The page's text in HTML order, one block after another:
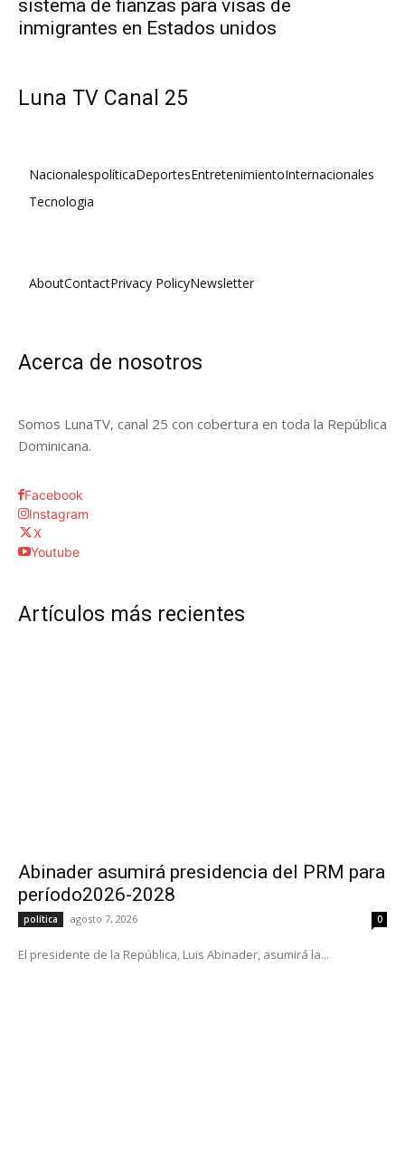
sistema de fianzas para visas de
inmigrantes en Estados unidos
Luna TV Canal 25
NacionalespolíticaDeportesEntretenimientoInternacionales
Tecnologia
AboutContactPrivacy PolicyNewsletter
Acerca de nosotros
Somos LunaTV, canal 25 con cobertura en toda la República
Dominicana.
Facebook
Instagram
X
Youtube
Artículos más recientes
Abinader asumirá presidencia del PRM para
período2026-2028
política agosto 7, 2026 0
El presidente de la República, Luis Abinader, asumirá la...